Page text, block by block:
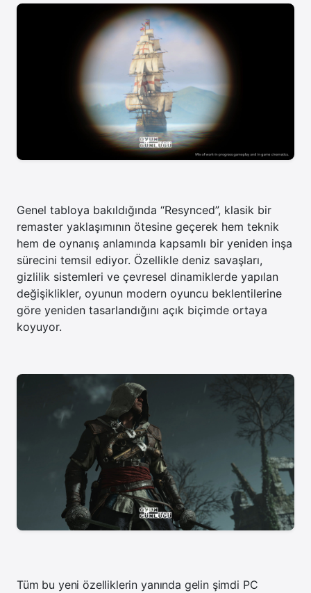
Genel tabloya bakıldığında “Resynced”, klasik bir
remaster yaklaşımının ötesine geçerek hem teknik
hem de oynanış anlamında kapsamlı bir yeniden inşa
sürecini temsil ediyor. Özellikle deniz savaşları,
gizlilik sistemleri ve çevresel dinamiklerde yapılan
değişiklikler, oyunun modern oyuncu beklentilerine
göre yeniden tasarlandığını açık biçimde ortaya
koyuyor.
Tüm bu yeni özelliklerin yanında gelin şimdi PC